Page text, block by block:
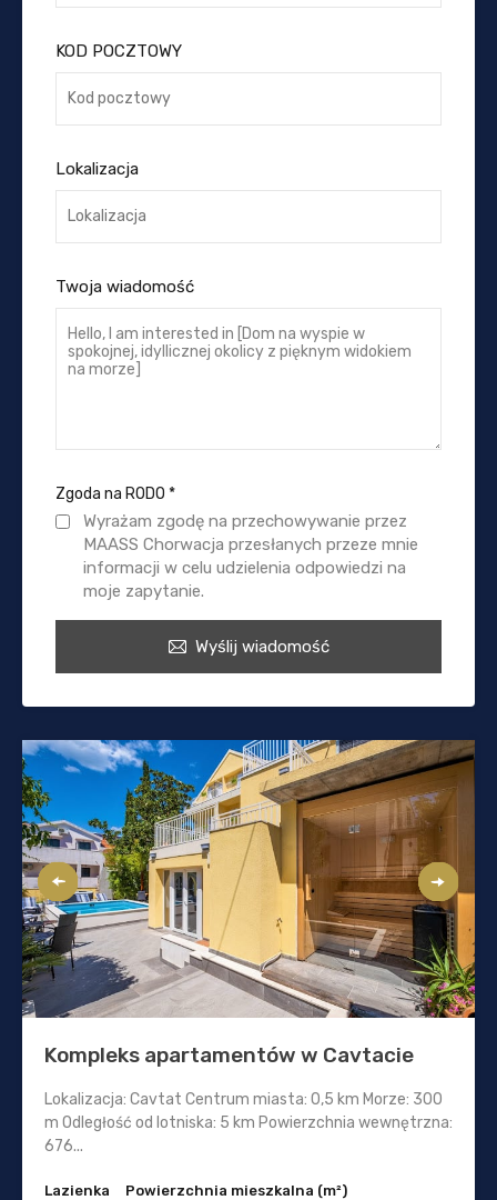
KOD POCZTOWY
Lokalizacja
Twoja wiadomość
Zgoda na RODO *
Wyrażam zgodę na przechowywanie przez
MAASS Chorwacja przesłanych przeze mnie
informacji w celu udzielenia odpowiedzi na
moje zapytanie.
Wyślij wiadomość
Kompleks apartamentów w Cavtacie
Lokalizacja: Cavtat Centrum miasta: 0,5 km Morze: 300
m Odległość od lotniska: 5 km Powierzchnia wewnętrzna:
676...
Lazienka
Powierzchnia mieszkalna (m²)